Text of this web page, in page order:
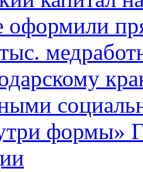
оформили
формы»